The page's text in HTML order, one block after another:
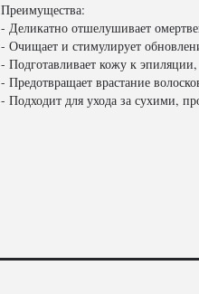
Преимущества:
- Деликатно отшелушивает
- Очищает и стимулирует
- Подготавливает кожу к эпиляции,
- Предотвращает врастание
- Подходит для ухода за сухими,